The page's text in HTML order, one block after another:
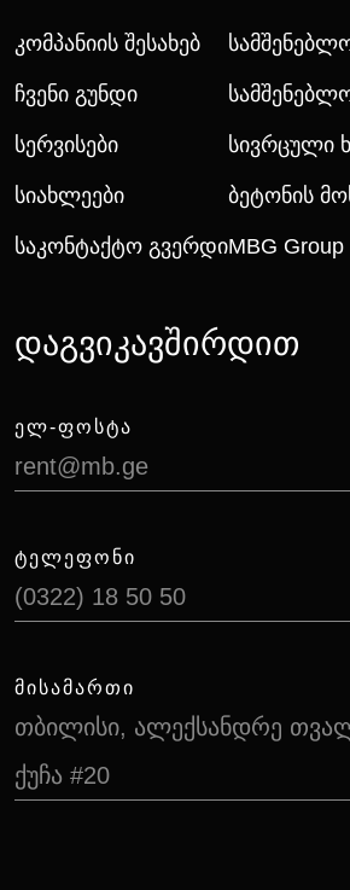
Კომპანიის Შესახებ
Ჩვენი Გუნდი
Სერვისები
Სიახლეები
Საკონტაქტო Გვერდი
Სივრცული
Ბეტონის
MBG Group
დაგვიკავშირდით
ᲔᲚ-ᲤᲝᲡᲢᲐ
rent@mb.ge
ᲢᲔᲚᲔᲤᲝᲜᲘ
(0322) 18 50 50
ᲛᲘᲡᲐᲛᲐᲠᲗᲘ
თბილისი, ალექსანდრე
ქუჩა #20